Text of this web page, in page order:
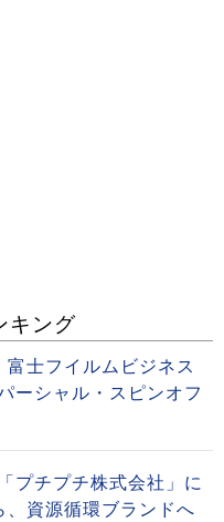
キング
士フイルムビジネス
ーシャル・スピンオフ
プチプチ株式会社」に
資源循環ブランドへ